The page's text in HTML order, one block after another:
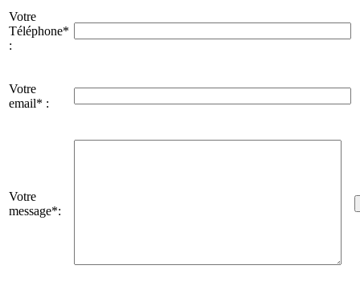
Votre
Téléphone*
:
Votre
email* :
Votre
message*: